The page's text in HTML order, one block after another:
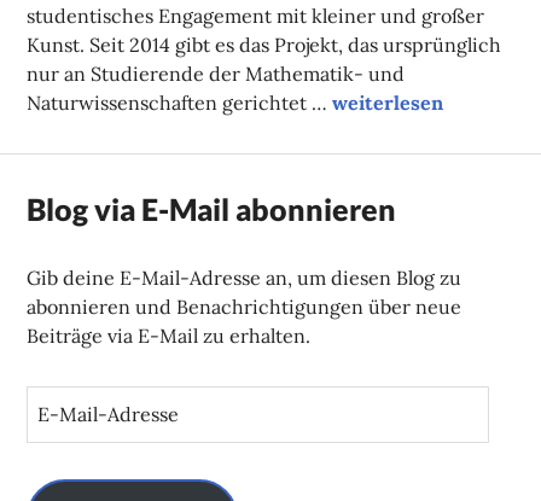
studentisches Engagement mit kleiner und großer
Kunst. Seit 2014 gibt es das Projekt, das ursprünglich
nur an Studierende der Mathematik- und
Naturwissenschaften gerichtet …Ein Käfig voller
weiterlesen
Blog via E-Mail abonnieren
Gib deine E-Mail-Adresse an, um diesen Blog zu
abonnieren und Benachrichtigungen über neue
Beiträge via E-Mail zu erhalten.